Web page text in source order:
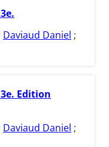
Daviaud Daniel ;
Edition
Daviaud Daniel ;